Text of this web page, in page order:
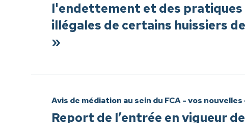
l'endettement et des pratiques
illégales de certains huissiers
»
Avis de médiation au sein du FCA - vos
Report de l’entrée en vigueur de